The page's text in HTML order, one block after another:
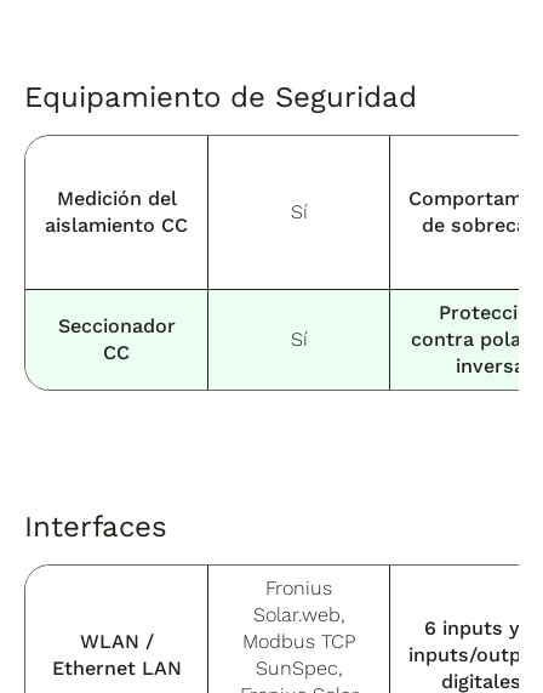
Equipamiento de Seguridad
Medición del
aislamiento CC
Sí
de
Seccionador
CC
Sí
Protección
contra
inversa
Interfaces
WLAN /
Ethernet LAN
Fronius
Solar.web,
Modbus TCP
SunSpec,
6 inputs y 4
inputs/
digitales